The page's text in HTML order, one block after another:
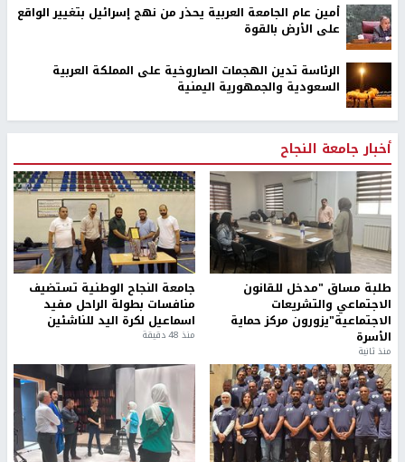
أمين عام الجامعة العربية يحذر من نهج إسرائيل بتغيير الواقع
على الأرض بالقوة
الرئاسة تدين الهجمات الصاروخية على المملكة العربية
السعودية والجمهورية اليمنية
أخبار جامعة النجاح
طلبة مساق "مدخل للقانون
الاجتماعي والتشريعات
الاجتماعية"يزورون مركز حماية
الأسرة
منذ ثانية
جامعة النجاح الوطنية تستضيف
منافسات بطولة الراحل مفيد
اسماعيل لكرة اليد للناشئين
منذ 48 دقيقة